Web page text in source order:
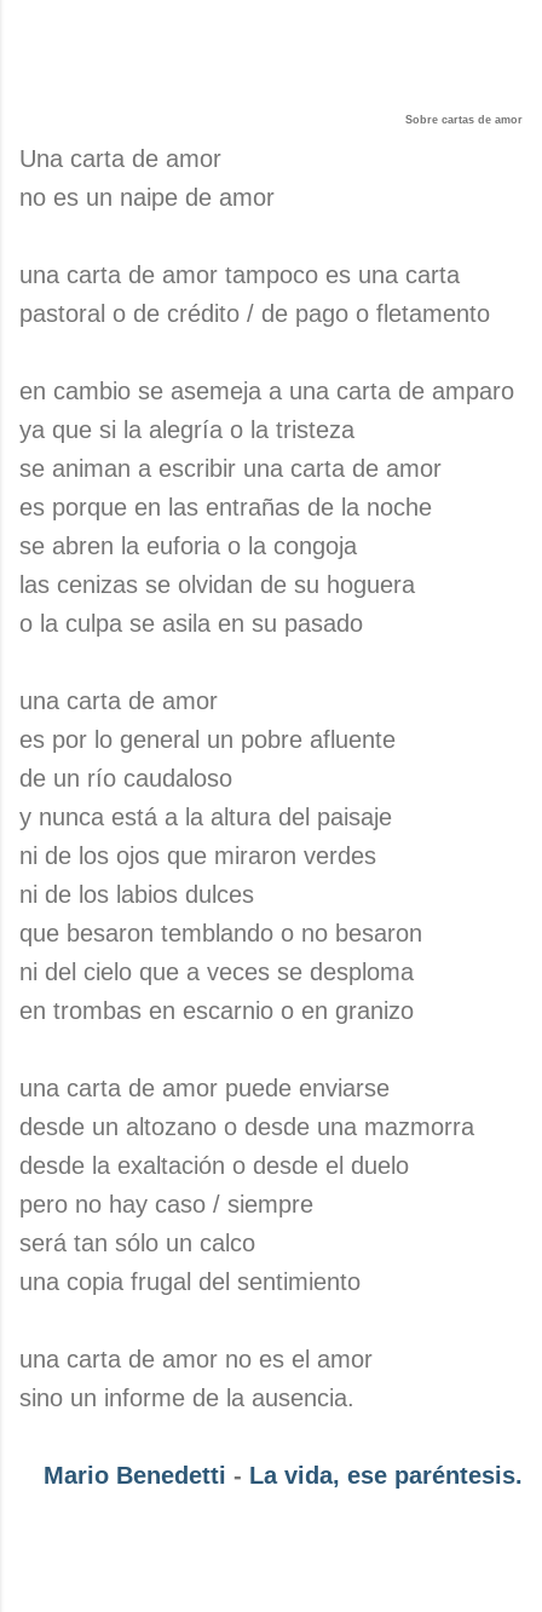
Sobre cartas de amor
Una carta de amor
no es un naipe de amor
una carta de amor tampoco es una carta
pastoral o de crédito / de pago o fletamento
en cambio se asemeja a una carta de amparo
ya que si la alegría o la tristeza
se animan a escribir una carta de amor
es porque en las entrañas de la noche
se abren la euforia o la congoja
las cenizas se olvidan de su hoguera
o la culpa se asila en su pasado
una carta de amor
es por lo general un pobre afluente
de un río caudaloso
y nunca está a la altura del paisaje
ni de los ojos que miraron verdes
ni de los labios dulces
que besaron temblando o no besaron
ni del cielo que a veces se desploma
en trombas en escarnio o en granizo
una carta de amor puede enviarse
desde un altozano o desde una mazmorra
desde la exaltación o desde el duelo
pero no hay caso / siempre
será tan sólo un calco
una copia frugal del sentimiento
una carta de amor no es el amor
sino un informe de la ausencia.
Mario Benedetti - La vida, ese paréntesis.